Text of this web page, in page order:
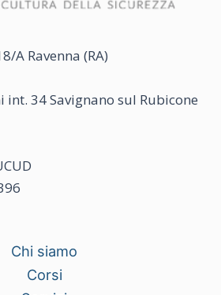
A Ravenna (RA)
int. 34 Savignano sul Rubicone
Chi siamo
Corsi